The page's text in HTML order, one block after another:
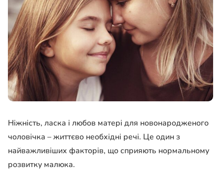
Ніжність, ласка і любов матері для новонародженого
чоловічка – життєво необхідні речі. Це один з
найважливіших факторів, що сприяють нормальному
розвитку малюка.